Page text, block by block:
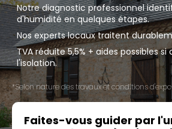
Notre diagnostic professionnel
d'humidité en quelques étapes.
Nos experts locaux traitent
TVA réduite 5,5% + aides possibles si
l'isolation.
*Selon nature des travaux et conditions
Faites-vous guider par